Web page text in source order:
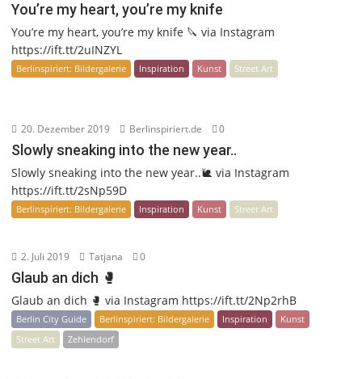
You’re my heart, you’re my knife
You’re my heart, you’re my knife 🔪 via Instagram
https://ift.tt/2uINZYL
Berlinspiriert: Bildergalerie Inspiration Kunst Street Art
20. Dezember 2019 Berlinspiriert.de 0
Slowly sneaking into the new year..
Slowly sneaking into the new year..🐌 via Instagram
https://ift.tt/2sNp59D
Berlinspiriert: Bildergalerie Inspiration Kunst Street Art
2. Juli 2019 Tatjana 0
Glaub an dich 🥊
Glaub an dich 🥊 via Instagram https://ift.tt/2Np2rhB
Berlin City Guide Berlinspiriert: Bildergalerie Inspiration
Kunst
Street Art
Zehlendorf